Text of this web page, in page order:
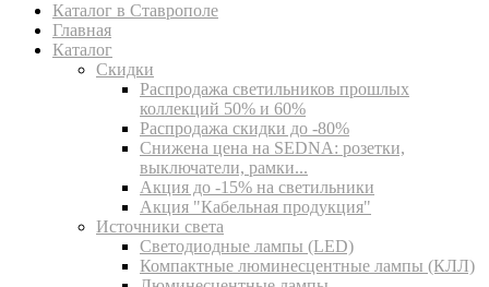
Каталог в Ставрополе
Главная
Каталог
Скидки
Распродажа светильников прошлых
коллекций 50% и 60%
Распродажа скидки до -80%
Cнижена цена на SEDNA: розетки,
выключатели, рамки...
Акция до -15% на светильники
Акция "Кабельная продукция"
Источники света
Светодиодные лампы (LED)
Компактные люминесцентные лампы (КЛЛ)